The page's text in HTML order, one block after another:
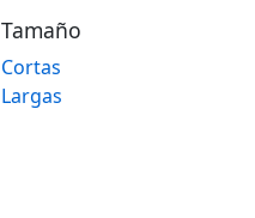
Tamaño
Cortas
Largas